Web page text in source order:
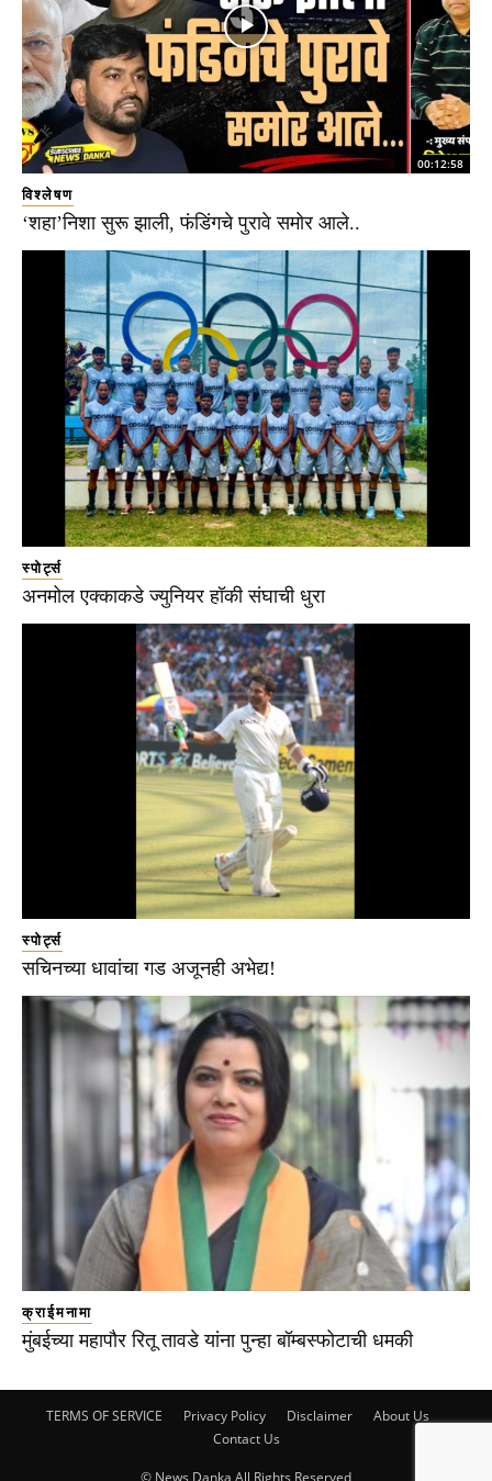
00:12:58
विश्लेषण
‘शहा’निशा सुरू झाली, फंडिंगचे पुरावे समोर आले..
स्पोर्ट्स
अनमोल एक्काकडे ज्युनियर हॉकी संघाची धुरा
स्पोर्ट्स
सचिनच्या धावांचा गड अजूनही अभेद्य!
क्राईमनामा
मुंबईच्या महापौर रितू तावडे यांना पुन्हा बॉम्बस्फोटाची धमकी
TERMS OF SERVICE Privacy Policy Disclaimer
About Us
Contact Us